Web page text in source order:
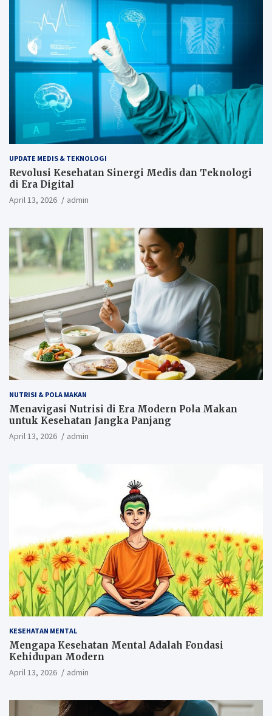
UPDATE MEDIS & TEKNOLOGI
Revolusi Kesehatan Sinergi Medis dan Teknologi
di Era Digital
April 13, 2026 admin
NUTRISI & POLA MAKAN
Menavigasi Nutrisi di Era Modern Pola Makan
untuk Kesehatan Jangka Panjang
April 13, 2026 admin
KESEHATAN MENTAL
Mengapa Kesehatan Mental Adalah Fondasi
Kehidupan Modern
April 13, 2026 admin